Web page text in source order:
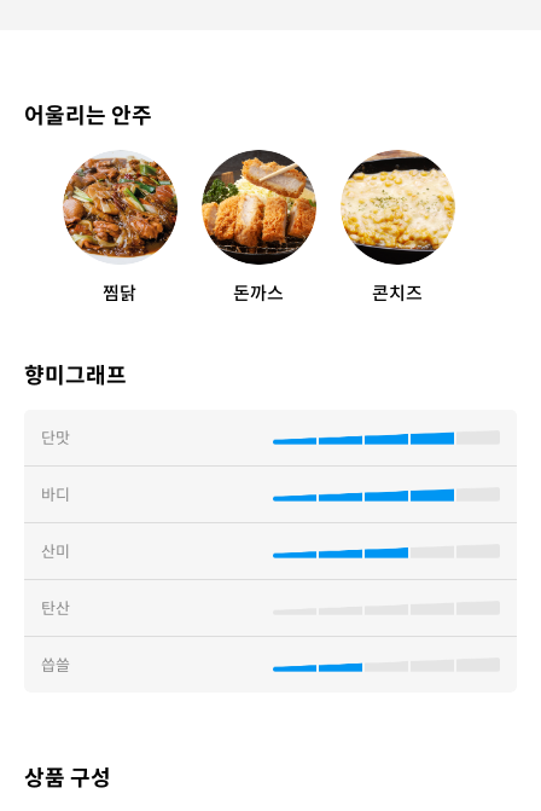
어울리는 안주
찜닭 돈까스 콘치즈
향미그래프
단맛
바디
산미
탄산
씁쓸
상품 구성